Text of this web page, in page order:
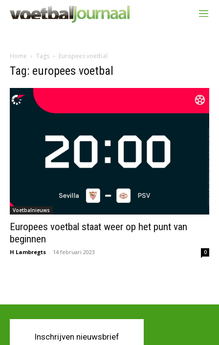
Home Tags Europees voetbal
Tag: europees voetbal
Voetbalnieuws
Europees voetbal staat weer op het punt van
beginnen
H Lambregts - 14 februari 2023 0
Inschrijven nieuwsbrief